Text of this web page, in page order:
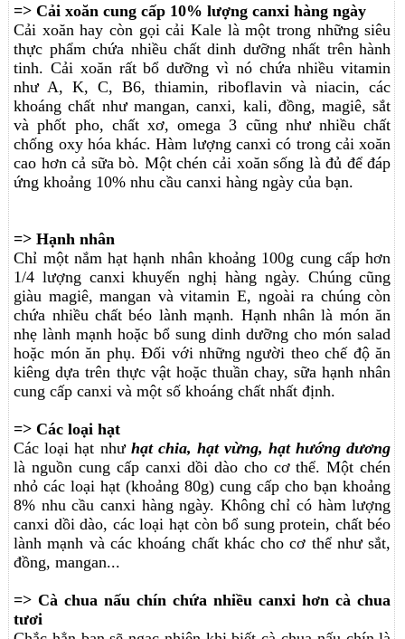
=> Cải xoăn cung cấp 10% lượng canxi hàng ngày
Cải xoăn hay còn gọi cải Kale là một trong những siêu
thực phẩm chứa nhiều chất dinh dưỡng nhất trên hành
tinh. Cải xoăn rất bổ dưỡng vì nó chứa nhiều vitamin
như A, K, C, B6, thiamin, riboflavin và niacin, các
khoáng chất như mangan, canxi, kali, đồng, magiê, sắt
và phốt pho, chất xơ, omega 3 cũng như nhiều chất
chống oxy hóa khác. Hàm lượng canxi có trong cải xoăn
cao hơn cả sữa bò. Một chén cải xoăn sống là đủ để đáp
ứng khoảng 10% nhu cầu canxi hàng ngày của bạn.
=> Hạnh nhân
Chỉ một nắm hạt hạnh nhân khoảng 100g cung cấp hơn
1/4 lượng canxi khuyến nghị hàng ngày. Chúng cũng
giàu magiê, mangan và vitamin E, ngoài ra chúng còn
chứa nhiều chất béo lành mạnh. Hạnh nhân là món ăn
nhẹ lành mạnh hoặc bổ sung dinh dưỡng cho món salad
hoặc món ăn phụ. Đối với những người theo chế độ ăn
kiêng dựa trên thực vật hoặc thuần chay, sữa hạnh nhân
cung cấp canxi và một số khoáng chất nhất định.
=> Các loại hạt
Các loại hạt như hạt chia, hạt vừng, hạt hướng dương
là nguồn cung cấp canxi dồi dào cho cơ thể. Một chén
nhỏ các loại hạt (khoảng 80g) cung cấp cho bạn khoảng
8% nhu cầu canxi hàng ngày. Không chỉ có hàm lượng
canxi dồi dào, các loại hạt còn bổ sung protein, chất béo
lành mạnh và các khoáng chất khác cho cơ thể như sắt,
đồng, mangan...
=> Cà chua nấu chín chứa nhiều canxi hơn cà chua
tươi